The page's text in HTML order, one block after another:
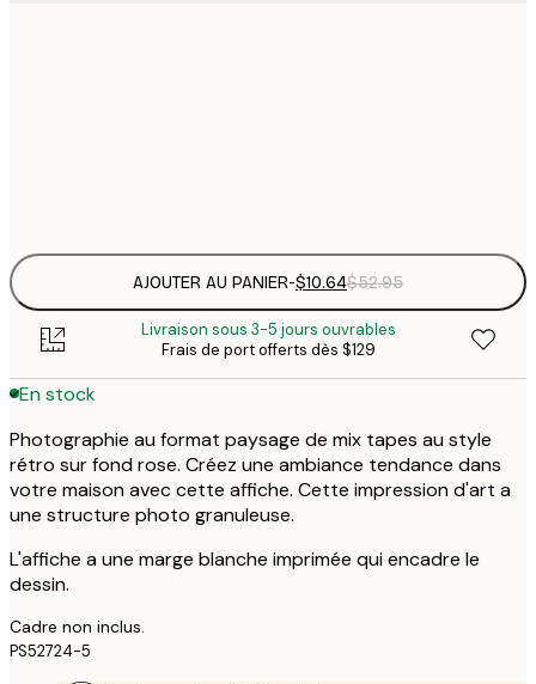
AJOUTER AU PANIER-$10.64$52.95
Livraison sous 3-5 jours ouvrables
Frais de port offerts dès $129
En stock
Photographie au format paysage de mix tapes au style
rétro sur fond rose. Créez une ambiance tendance dans
votre maison avec cette affiche. Cette impression d'art a
une structure photo granuleuse.
L'affiche a une marge blanche imprimée qui encadre le
dessin.
Cadre non inclus.
PS52724-5